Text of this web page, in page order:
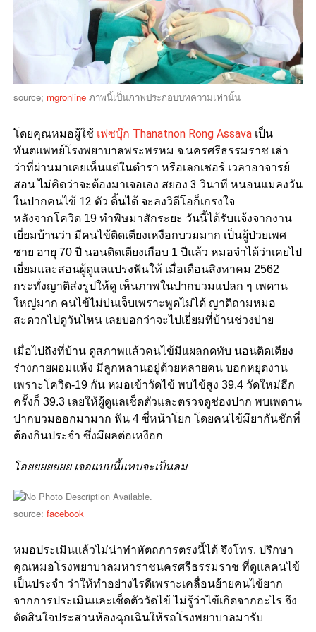
source; mgronlineภาพนี้เป็นภาพประกอบบทความเท่านั้น
โดยคุณหมอผู้ใช้ เฟซบุ๊ก Thanatnon Rong Assava เป็น
ทันตแพทย์โรงพยาบาลพระพรหม จ.นครศรีธรรมราช เล่า
ว่าที่ผ่านมาเคยเห็นแต่ในตำรา หรือเลกเชอร์ เวลาอาจารย์
สอน ไม่คิดว่าจะต้องมาเจอเอง สยอง 3 วินาที หนอนแมลงวัน
ในปากคนไข้ 12 ตัว ดิ้นได้ จะลงวิดีโอก็เกรงใจ
หลังจากโควิด 19 ทำพิษมาสักระยะ วันนี้ได้รับแจ้งจากงาน
เยี่ยมบ้านว่า มีคนไข้ติดเตียงเหงือกบวมมาก เป็นผู้ป่วยเพศ
ชาย อายุ 70 ปี นอนติดเตียงเกือบ 1 ปีแล้ว หมอจำได้ว่าเคยไป
เยี่ยมและสอนผู้ดูแลแปรงฟันให้ เมื่อเดือนสิงหาคม 2562
กระทั่งญาติส่งรูปให้ดู เห็นภาพในปากบวมแปลก ๆ เพดาน
ใหญ่มาก คนไข้ไม่บ่นเจ็บเพราะพูดไม่ได้ ญาติถามหมอ
สะดวกไปดูวันไหน เลยบอกว่าจะไปเยี่ยมที่บ้านช่วงบ่าย
เมื่อไปถึงที่บ้าน ดูสภาพแล้วคนไข้มีแผลกดทับ นอนติดเตียง
ร่างกายผอมแห้ง มีลูกหลานอยู่ด้วยหลายคน บอกหยุดงาน
เพราะโควิด-19 กัน หมอเข้าวัดไข้ พบไข้สูง 39.4 วัดใหม่อีก
ครั้งก็ 39.3 เลยให้ผู้ดูแลเช็ดตัวและตรวจดูช่องปาก พบเพดาน
ปากบวมออกมามาก ฟัน 4 ซี่หน้าโยก โดยคนไข้มียากันชักที่
ต้องกินประจำ ซึ่งมีผลต่อเหงือก
โอยยยยยยย เจอแบบนี้แทบจะเป็นลม
source: facebook
หมอประเมินแล้วไม่น่าทำหัตถการตรงนี้ได้ จึงโทร. ปรึกษา
คุณหมอโรงพยาบาลมหาราชนครศรีธรรมราช ที่ดูแลคนไข้
เป็นประจำ ว่าให้ทำอย่างไรดีเพราะเคลื่อนย้ายคนไข้ยาก
จากการประเมินและเช็ดตัววัดไข้ ไม่รู้ว่าไข้เกิดจากอะไร จึง
ตัดสินใจประสานห้องฉุกเฉินให้รถโรงพยาบาลมารับ